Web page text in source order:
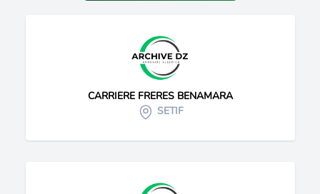
CARRIERE FRERES BENAMARA
SETIF